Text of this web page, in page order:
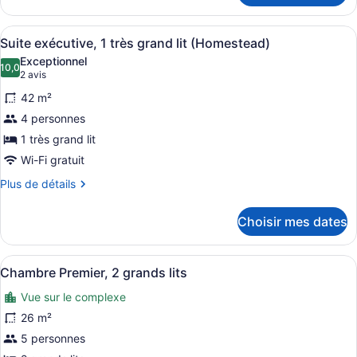
(Roll
in
Shower)
Shower)
1
très
grand
lit
(Studio)
Suite,
très
grand
lit
(Studio)
Afficher
toutes
les
photos
pour
ce
type
de
chambre :
1
très
grand
lit
(Homestead)
Un lit bien fait, avec du linge de
6
Suite exécutive, 1 très grand lit (Homestead)
10,010,0 sur 10
Exceptionnel
2 avis
(2 avis)
42 m²
4 personnes
1 très grand lit
Wi-Fi gratuit
Plus de détails
Plus
Suite
exécutive,
1
grand
lit
(Homestead)
Choisir mes dates
Afficher
toutes
les
photos
pour
Une chambre d’hôtel avec deux
6
Chambre Premier, 2 grands lits
Vue sur le complexe
26 m²
5 personnes